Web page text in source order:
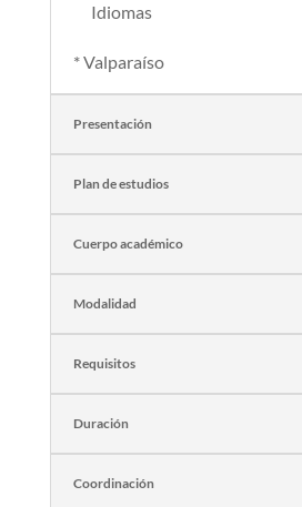
Idiomas
* Valparaíso
Presentación
Plan de estudios
Cuerpo académico
Modalidad
Requisitos
Duración
Coordinación